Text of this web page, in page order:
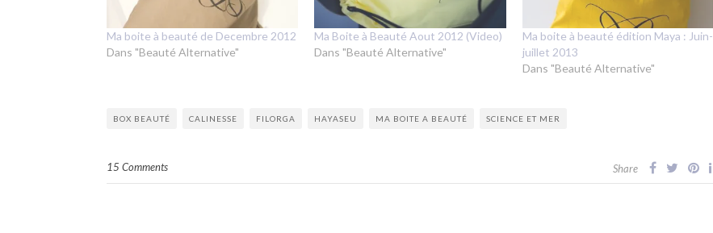
Ma boite à beauté de Decembre 2012
Dans "Beauté Alternative"
Ma Boite à Beauté Aout 2012 (Video)
Dans "Beauté Alternative"
Ma boite à beauté édition Maya : Juin-
juillet 2013
Dans "Beauté Alternative"
BOX BEAUTÉ CALINESSE FILORGA HAYASEU MA BOITE A BEAUTÉ SCIENCE ET MER
15 Comments Share